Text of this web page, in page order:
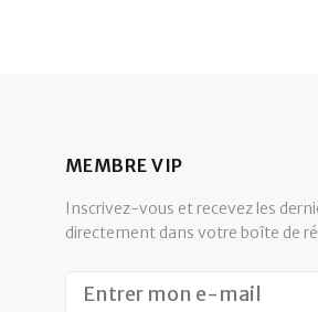
MEMBRE VIP
Inscrivez-vous et recevez les
directement dans votre boîte de